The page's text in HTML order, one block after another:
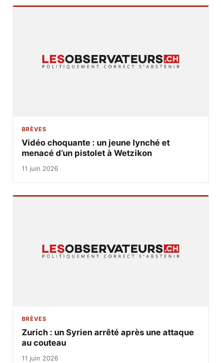
BRÈVES
Vidéo choquante : un jeune lynché et
menacé d’un pistolet à Wetzikon
11 juin 2026
BRÈVES
Zurich : un Syrien arrêté après une attaque
au couteau
11 juin 2026